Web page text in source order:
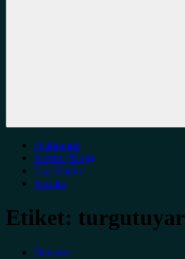
Hakkımda
Kuytu (Blog)
Tan Kültür
İletişim
Etiket: turgutuyar
Deneme